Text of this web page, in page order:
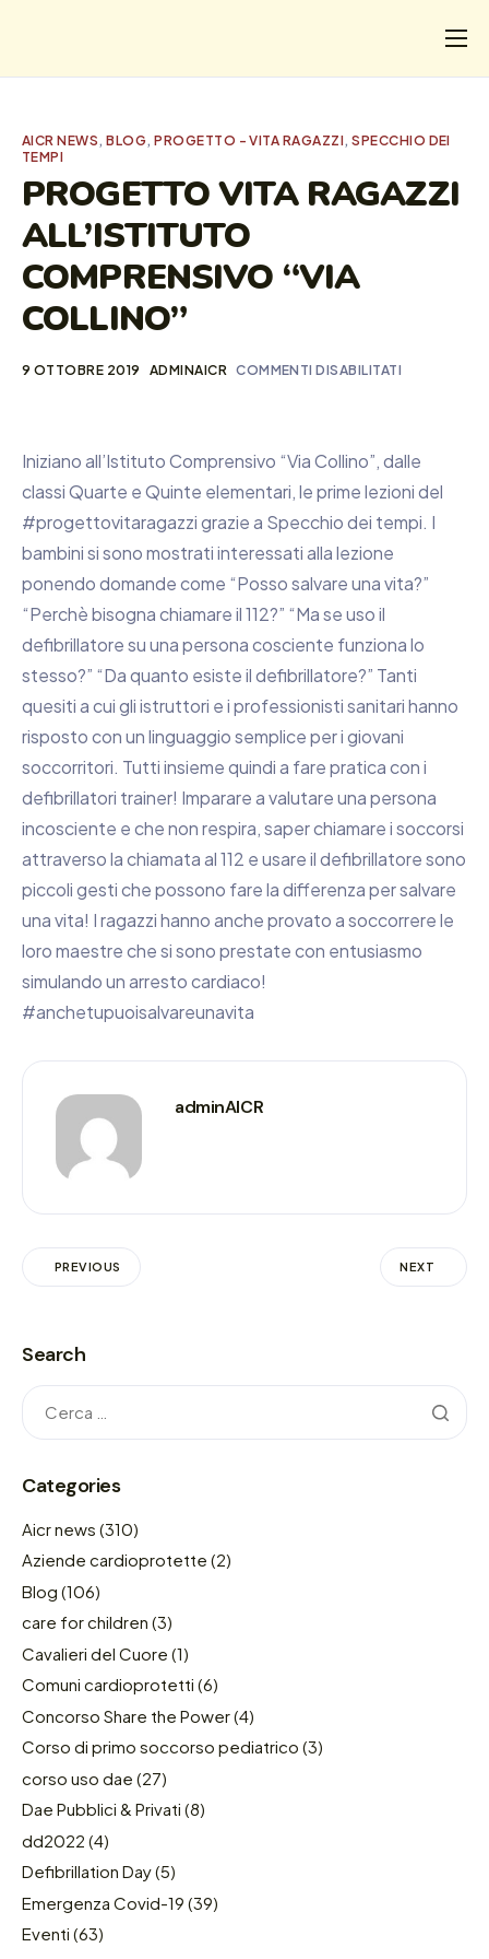
CHI
I SALVATI
FORMAZIONE
PROGETTI
NEWS
AICR NEWS,BLOG,PROGETTO - VITA RAGAZZI,SPECCHIO DEI
TEMPI
PROGETTO VITA RAGAZZI
ALL’ISTITUTO
COMPRENSIVO “VIA
COLLINO”
9 OTTOBRE 2019 ADMINAICR COMMENTI DISABILITATI
Iniziano all’Istituto Comprensivo “Via Collino”, dalle
classi Quarte e Quinte elementari, le prime lezioni del
#progettovitaragazzigrazie a Specchio dei tempi. I
bambini si sono mostrati interessati alla lezione
ponendo domande come “Posso salvare una vita?”
“Perchè bisogna chiamare il 112?” “Ma se uso il
defibrillatore su una persona cosciente funziona lo
stesso?” “Da quanto esiste il defibrillatore?” Tanti
quesiti a cui gli istruttori e i professionisti sanitari hanno
risposto con un linguaggio semplice per i giovani
soccorritori. Tutti insieme quindi a fare pratica con i
defibrillatori trainer! Imparare a valutare una persona
incosciente e che non respira, saper chiamare i soccorsi
attraverso la chiamata al 112 e usare il defibrillatore sono
piccoli gesti che possono fare la differenza per salvare
una vita! I ragazzi hanno anche provato a soccorrere le
loro maestre che si sono prestate con entusiasmo
simulando un arresto cardiaco!
#anchetupuoisalvareunavita
adminAICR
PREVIOUS NEXT
Search
Categories
Aicr news (310)
Aziende cardioprotette (2)
Blog (106)
care for children (3)
Cavalieri del Cuore (1)
Comuni cardioprotetti (6)
Concorso Share the Power(4)
Corso di primo soccorso pediatrico (3)
corso uso dae (27)
Dae Pubblici & Privati (8)
dd2022 (4)
Defibrillation Day(5)
Emergenza Covid-19 (39)
Eventi (63)